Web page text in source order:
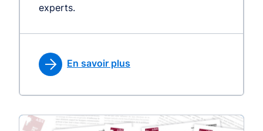
experts.
En savoir plus